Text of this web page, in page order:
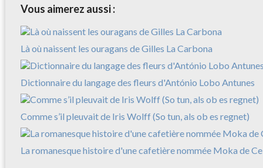
Vous aimerez aussi :
Là où naissent les ouragans de Gilles La Carbona
Dictionnaire du langage des fleurs d'António Lobo Antunes
Comme s’il pleuvait de Iris Wolff (So tun, als ob es regnet)
La romanesque histoire d'une cafetière nommée Moka de